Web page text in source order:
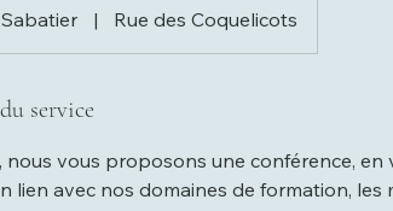
| Rue des Coquelicots
service
nous vous proposons une conférence,
lien avec nos domaines de formation,